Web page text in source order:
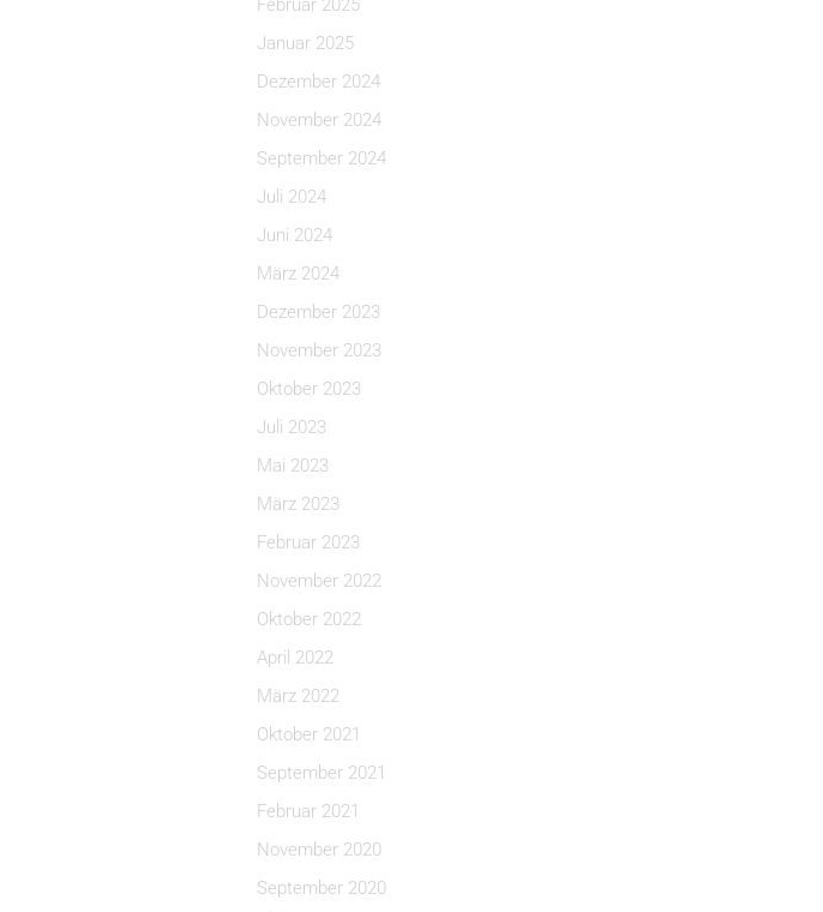
Februar 2025
Januar 2025
Dezember 2024
November 2024
September 2024
Juli 2024
Juni 2024
März 2024
Dezember 2023
November 2023
Oktober 2023
Juli 2023
Mai 2023
März 2023
Februar 2023
November 2022
Oktober 2022
April 2022
März 2022
Oktober 2021
September 2021
Februar 2021
November 2020
September 2020